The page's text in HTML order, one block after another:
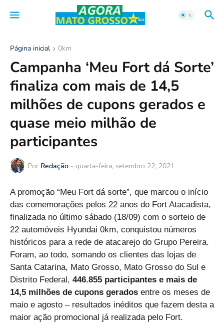
Página inicial 0km
Campanha ‘Meu Fort dá Sorte’
finaliza com mais de 14,5
milhões de cupons gerados e
quase meio milhão de
participantes
Por Redação - quarta-feira, setembro 22, 2021
A promoção “Meu Fort dá sorte”, que marcou o início
das comemorações pelos 22 anos do Fort Atacadista,
finalizada no último sábado (18/09) com o sorteio de
22 automóveis Hyundai 0km, conquistou números
históricos para a rede de atacarejo do Grupo Pereira.
Foram, ao todo, somando os clientes das lojas de
Santa Catarina, Mato Grosso, Mato Grosso do Sul e
Distrito Federal, 446.855 participantes e mais de
14,5 milhões de cupons gerados entre os meses de
maio e agosto – resultados inéditos que fazem desta a
maior ação promocional já realizada pelo Fort.